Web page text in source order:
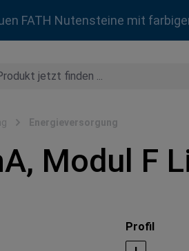
FATH Nutensteine mit
Energieversorgung
Modul F
Profil